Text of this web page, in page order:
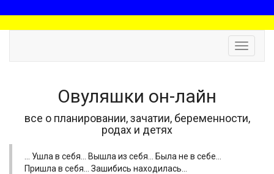
Toggle
Овуляшки он-лайн
все о планировании, зачатии, беременности,
родах и детях
... Ушла в себя... Вышла из себя... Была не в себе...
Пришла в себя... Зашибись находилась...